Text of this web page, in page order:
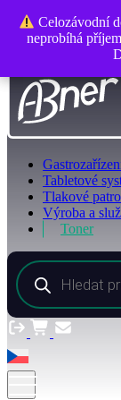
O společnosti
Kontakty
Tabletové
Tlakové
Výroba a
Toner
Products
search
Celozávodní
neprobíhá
Celozávodní
neprobíhá